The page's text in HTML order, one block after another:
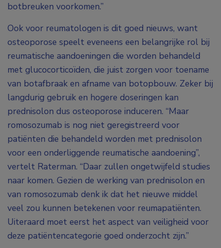
botbreuken voorkomen.”
Ook voor reumatologen is dit goed nieuws, want
osteoporose speelt eveneens een belangrijke rol bij
reumatische aandoeningen die worden behandeld
met glucocorticoïden, die juist zorgen voor toename
van botafbraak en afname van botopbouw. Zeker bij
langdurig gebruik en hogere doseringen kan
prednisolon dus osteoporose induceren. “Maar
romosozumab is nog niet geregistreerd voor
patiënten die behandeld worden met prednisolon
voor een onderliggende reumatische aandoening”,
vertelt Raterman. “Daar zullen ongetwijfeld studies
naar komen. Gezien de werking van prednisolon en
van romosozumab denk ik dat het nieuwe middel
veel zou kunnen betekenen voor reumapatiënten.
Uiteraard moet eerst het aspect van veiligheid voor
deze patiëntencategorie goed onderzocht zijn.”